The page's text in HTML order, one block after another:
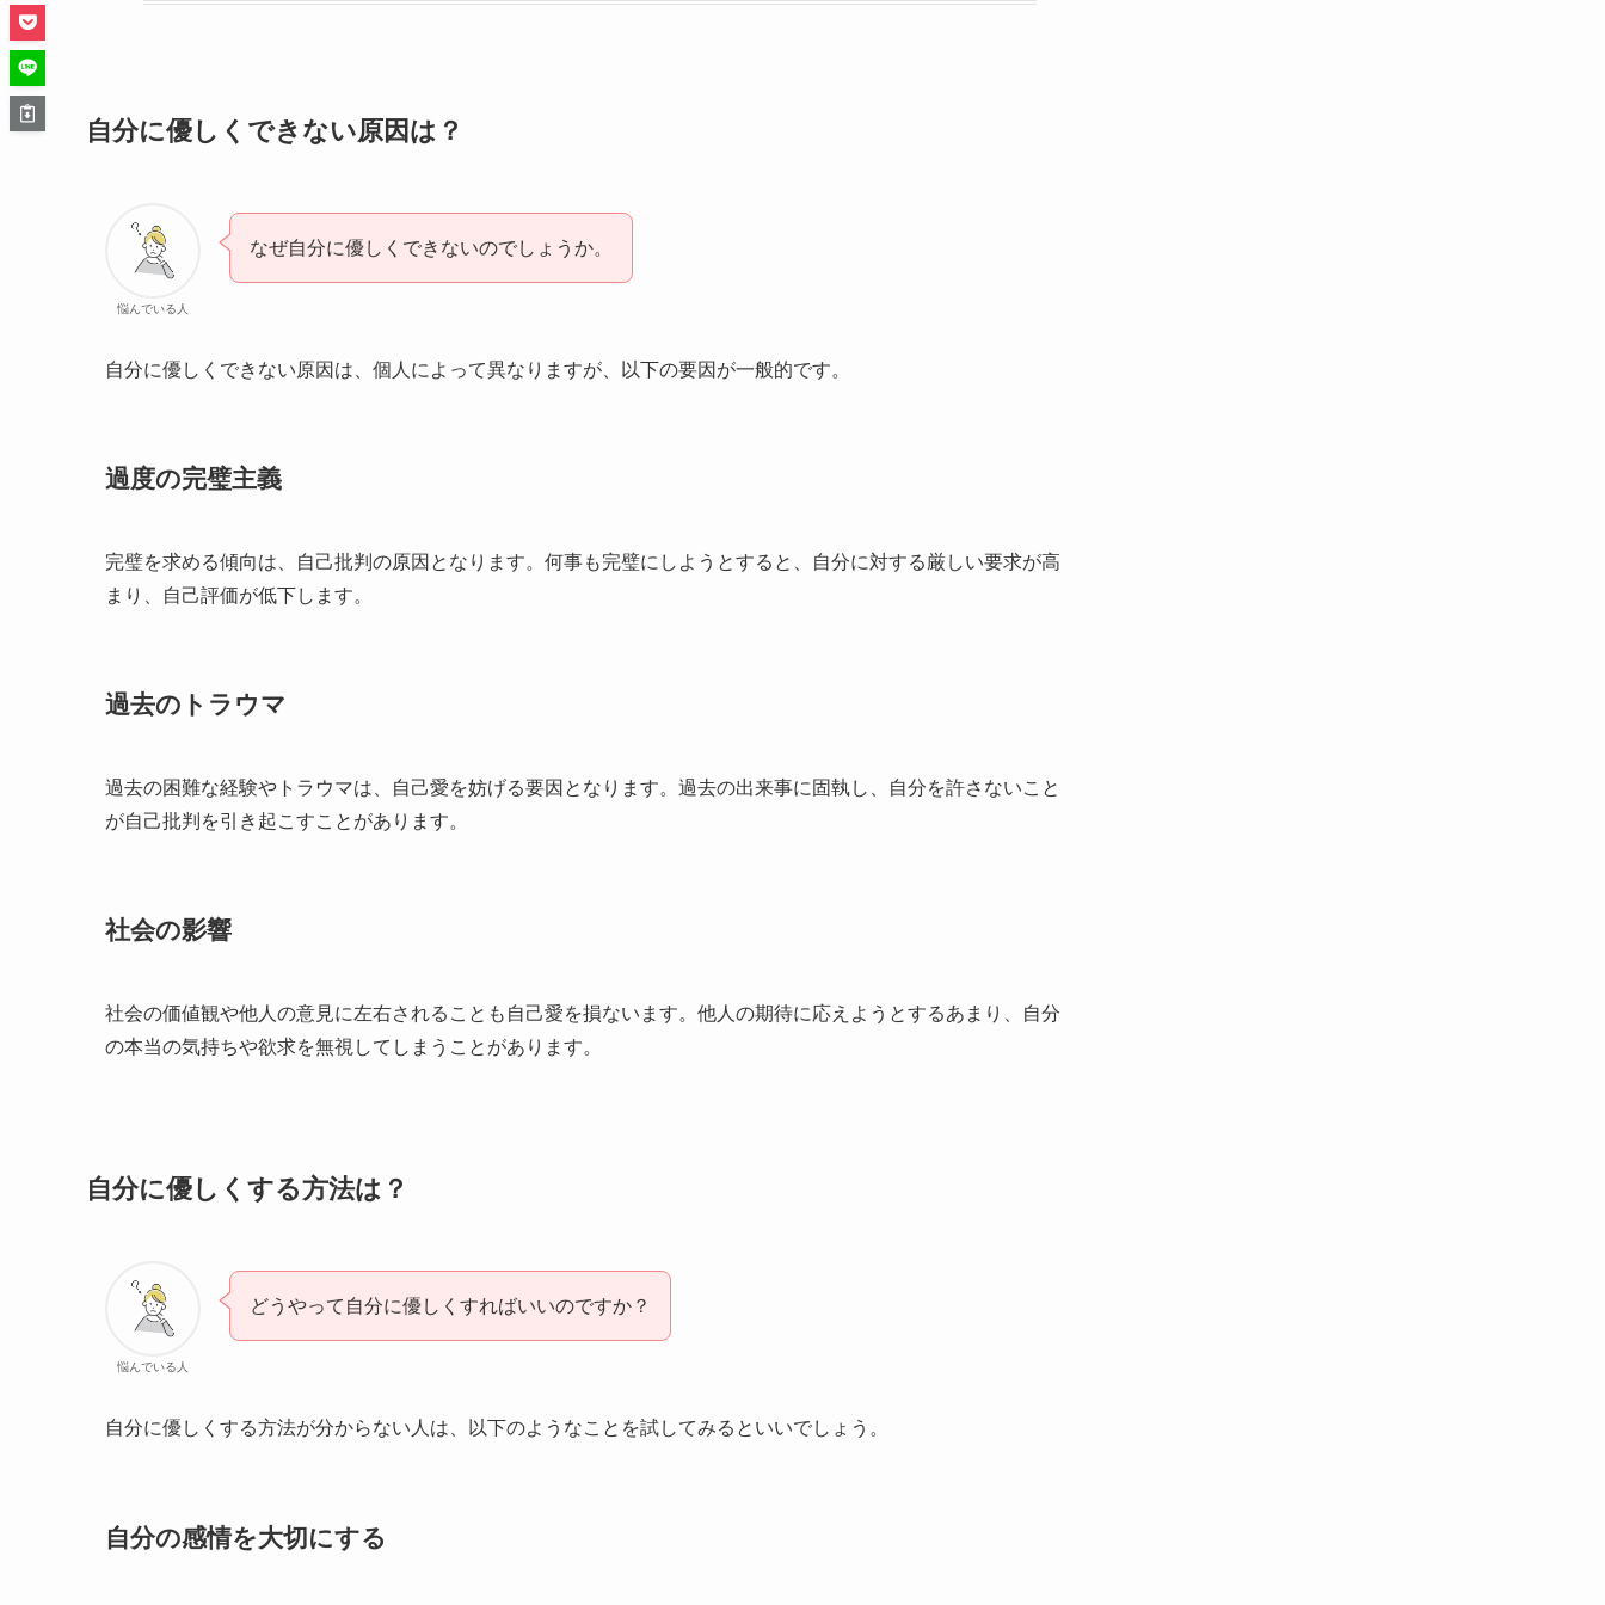
自分に優しくできない原因は？
悩んでいる人
なぜ自分に優しくできないのでしょうか。
自分に優しくできない原因は、個人によって異なりますが、以下の要因が一般的です。
過度の完璧主義
完璧を求める傾向は、自己批判の原因となります。何事も完璧にしようとすると、自分に対する厳しい要求が高
まり、自己評価が低下します。
過去のトラウマ
過去の困難な経験やトラウマは、自己愛を妨げる要因となります。過去の出来事に固執し、自分を許さないこと
が自己批判を引き起こすことがあります。
社会の影響
社会の価値観や他人の意見に左右されることも自己愛を損ないます。他人の期待に応えようとするあまり、自分
の本当の気持ちや欲求を無視してしまうことがあります。
自分に優しくする方法は？
悩んでいる人
どうやって自分に優しくすればいいのですか？
自分に優しくする方法が分からない人は、以下のようなことを試してみるといいでしょう。
自分の感情を大切にする